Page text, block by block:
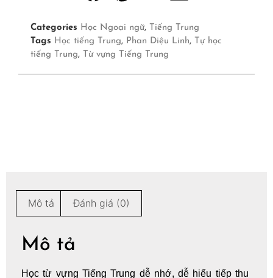
Categories Học Ngoại ngữ, Tiếng Trung
Tags Học tiếng Trung, Phan Diệu Linh, Tự học
tiếng Trung, Từ vựng Tiếng Trung
Mô tả Đánh giá (0)
Mô tả
Học từ vựng Tiếng Trung dễ nhớ, dễ hiểu tiếp thu